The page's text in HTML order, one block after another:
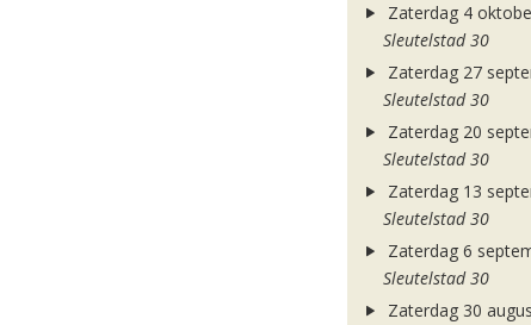
Zaterdag 4
Sleutelstad 30
Zaterdag 27
Sleutelstad 30
Zaterdag 20
Sleutelstad 30
Zaterdag 13
Sleutelstad 30
Zaterdag 6
Sleutelstad 30
Zaterdag 30